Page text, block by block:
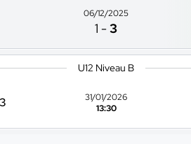
06/12/2025
1 -3
U12 Niveau B
31/01/2026
13:30